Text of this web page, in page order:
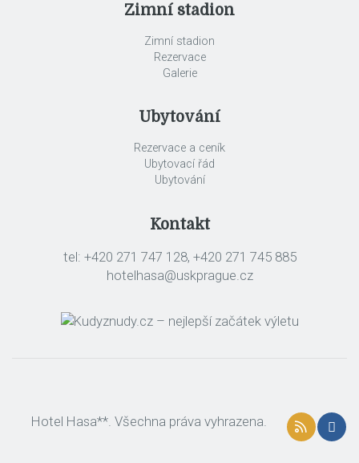
Zimní stadion
Zimní stadion
Rezervace
Galerie
Ubytování
Rezervace a ceník
Ubytovací řád
Ubytování
Kontakt
tel: +420 271 747 128, +420 271 745 885
hotelhasa@uskprague.cz
Hotel Hasa**. Všechna práva vyhrazena.